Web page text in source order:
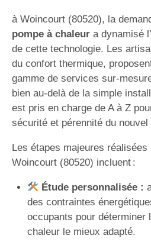
à Woincourt (80520), la
pompe à chaleur a dynamisé
de cette technologie. Les
du confort thermique,
gamme de services sur-
bien au-delà de la simple
est pris en charge de A à Z
sécurité et pérennité du nouvel
Les étapes majeures
Woincourt (80520) incluent :
Étude personnalisée :
des contraintes
occupants pour déterminer
chaleur le mieux adapté.